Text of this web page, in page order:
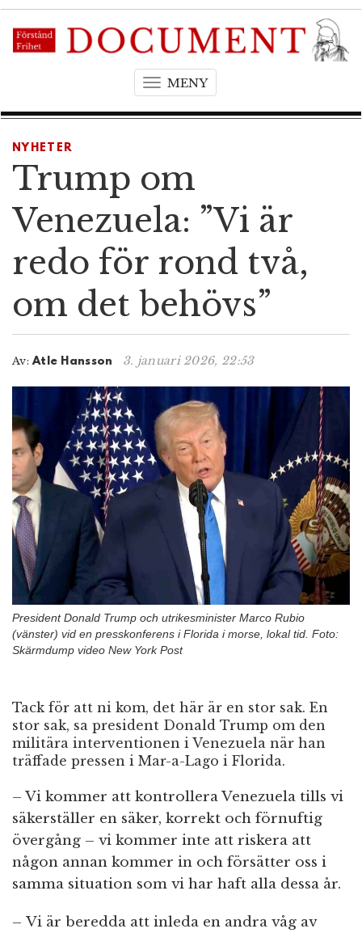
MENYT
g
n
i
g
a
t
i
o
NYHETER
Trump om
Venezuela: ”Vi är
redo för rond två,
om det behövs”
Av: Atle Hansson 3. januari 2026, 22:53
President Donald Trump och utrikesminister Marco Rubio
(vänster) vid en presskonferens i Florida i morse, lokal tid. Foto:
Skärmdump video New York Post
Tack för att ni kom, det här är en stor sak. En
stor sak, sa president Donald Trump om den
militära interventionen i Venezuela när han
träffade pressen i Mar-a-Lago i Florida.
– Vi kommer att kontrollera Venezuela tills vi
säkerställer en säker, korrekt och förnuftig
övergång – vi kommer inte att riskera att
någon annan kommer in och försätter oss i
samma situation som vi har haft alla dessa år.
– Vi är beredda att inleda en andra våg av